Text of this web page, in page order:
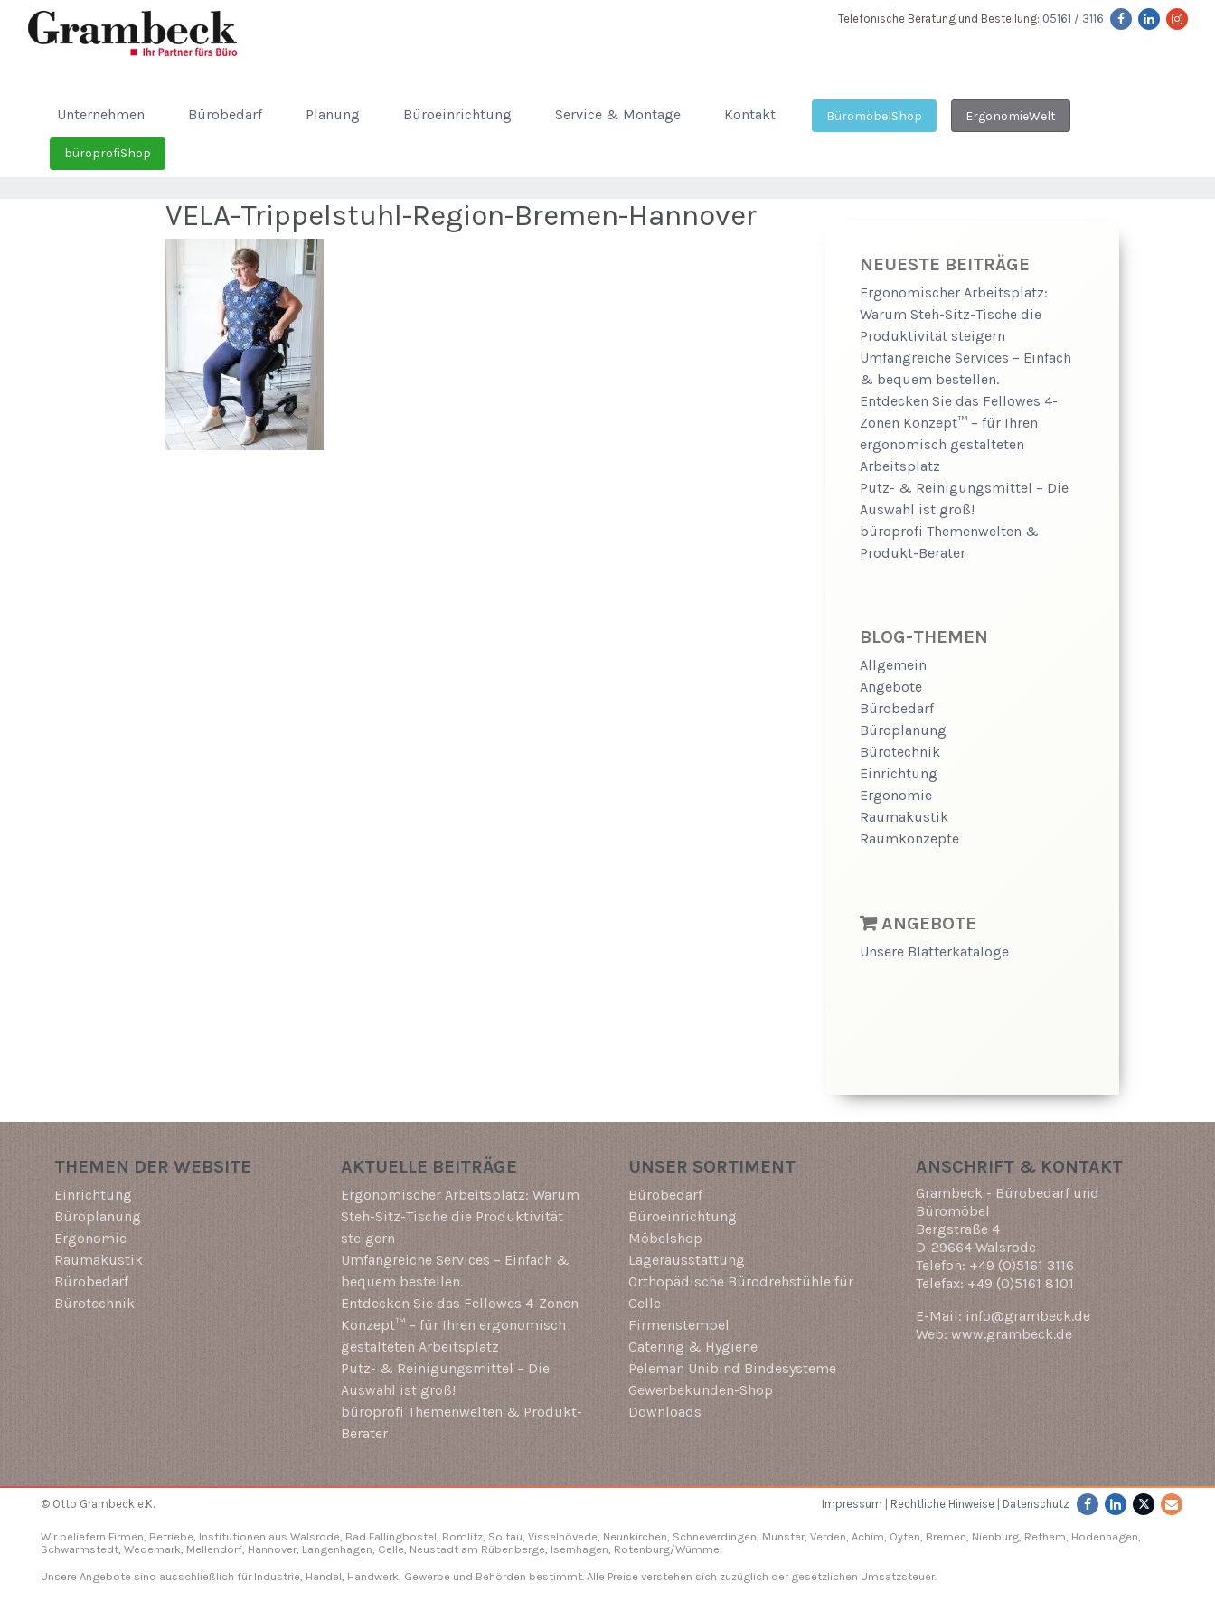
Telefonische Beratung und Bestellung: 05161 / 3116
Unternehmen Bürobedarf Planung Büroeinrichtung Service & Montage Kontakt BüromöbelShop ErgonomieWelt
büroprofiShop
VELA-Trippelstuhl-Region-Bremen-Hannover
NEUESTE BEITRÄGE
Ergonomischer Arbeitsplatz:
Warum Steh-Sitz-Tische die
Produktivität steigern
Umfangreiche Services – Einfach
& bequem bestellen.
Entdecken Sie das Fellowes 4-
Zonen Konzept™ – für Ihren
ergonomisch gestalteten
Arbeitsplatz
Putz- & Reinigungsmittel – Die
Auswahl ist groß!
büroprofi Themenwelten &
Produkt-Berater
BLOG-THEMEN
Allgemein
Angebote
Bürobedarf
Büroplanung
Bürotechnik
Einrichtung
Ergonomie
Raumakustik
Raumkonzepte
ANGEBOTE
Unsere Blätterkataloge
THEMEN DER WEBSITE
Einrichtung
Büroplanung
Ergonomie
Raumakustik
Bürobedarf
Bürotechnik
AKTUELLE BEITRÄGE
Ergonomischer Arbeitsplatz: Warum
Steh-Sitz-Tische die Produktivität
steigern
Umfangreiche Services – Einfach &
bequem bestellen.
Entdecken Sie das Fellowes 4-Zonen
Konzept™ – für Ihren ergonomisch
gestalteten Arbeitsplatz
Putz- & Reinigungsmittel – Die
Auswahl ist groß!
büroprofi Themenwelten & Produkt-
Berater
UNSER SORTIMENT
Bürobedarf
Büroeinrichtung
Möbelshop
Lagerausstattung
Orthopädische Bürodrehstühle für
Celle
Firmenstempel
Catering & Hygiene
Peleman Unibind Bindesysteme
Gewerbekunden-Shop
Downloads
ANSCHRIFT & KONTAKT
Grambeck - Bürobedarf und
Büromöbel
Bergstraße 4
D-29664 Walsrode
Telefon: +49 (0)5161 3116
Telefax: +49 (0)5161 8101
E-Mail: info@grambeck.de
Web: www.grambeck.de
© Otto Grambeck e.K. Impressum | Rechtliche Hinweise | Datenschutz
Wir beliefern Firmen, Betriebe, Institutionen aus Walsrode, Bad Fallingbostel, Bomlitz, Soltau , Visselhövede, Neunkirchen, Schneverdingen , Munster, Verden , Achim, Oyten, Bremen, Nienburg, Rethem, Hodenhagen,
Schwarmstedt, Wedemark, Mellendorf, Hannover, Langenhagen, Celle , Neustadt am Rübenberge, Isernhagen, Rotenburg/Wümme
Unsere Angebote sind ausschließlich für Industrie, Handel, Handwerk, Gewerbe und Behörden bestimmt. Alle Preise verstehen sich zuzüglich der gesetzlichen Umsatzsteuer.